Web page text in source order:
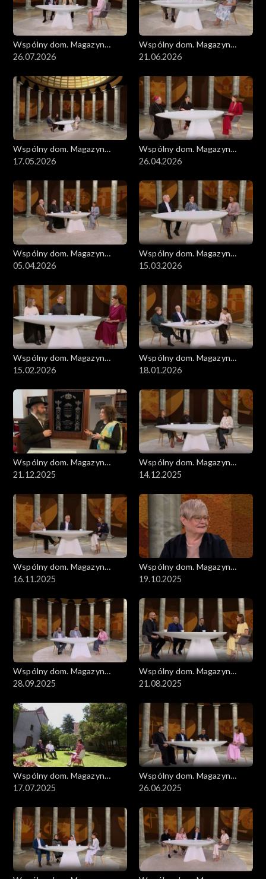
Wspólny dom. Magazyn
ekumeniczny
26.07.2026
Wspólny dom. Magazyn
ekumeniczny
21.06.2026
Wspólny dom. Magazyn
ekumeniczny
17.05.2026
Wspólny dom. Magazyn
ekumeniczny
26.04.2026
Wspólny dom. Magazyn
ekumeniczny
05.04.2026
Wspólny dom. Magazyn
ekumeniczny
15.03.2026
Wspólny dom. Magazyn
ekumeniczny
15.02.2026
Wspólny dom. Magazyn
ekumeniczny
18.01.2026
Wspólny dom. Magazyn
ekumeniczny
21.12.2025
Wspólny dom. Magazyn
ekumeniczny
14.12.2025
Wspólny dom. Magazyn
ekumeniczny
16.11.2025
Wspólny dom. Magazyn
ekumeniczny
19.10.2025
Wspólny dom. Magazyn
ekumeniczny
28.09.2025
Wspólny dom. Magazyn
ekumeniczny
21.08.2025
Wspólny dom. Magazyn
ekumeniczny
17.07.2025
Wspólny dom. Magazyn
ekumeniczny
26.06.2025